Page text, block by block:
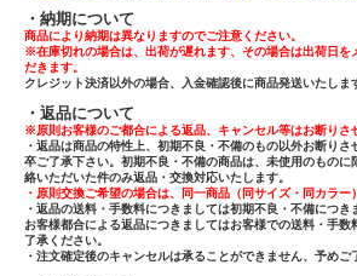
・納期について
商品により納期は異なりますのでご注意ください。
※在庫切れの場合は、出荷が遅れます、その場合は出荷日を
だきます。
クレジット決済以外の場合、入金確認後に商品発送いたしま
・返品について
※原則お客様のご都合による返品、キャンセル等はお断りさ
・返品は商品の特性上、初期不良・不備のもの以外お断り
卒ご了承下さい。初期不良・不備の商品は、未使用のものに
絡いただいた件のみ返品・交換対応いたします。
・原則交換ご希望の場合は、同一商品（同サイズ・同カラー
・返品の送料・手数料につきましては初期不良・不備につ
お客様都合による返品につきましてはお客様での送料・手数
了承ください。
・注文確定後のキャンセルは承ることができません、予めご